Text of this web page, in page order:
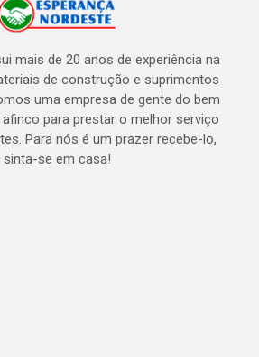
mais de 20 anos de experiência na
de construção e suprimentos
uma empresa de gente do bem
para prestar o melhor serviço
Para nós é um prazer recebe-lo,
sinta-se em casa!